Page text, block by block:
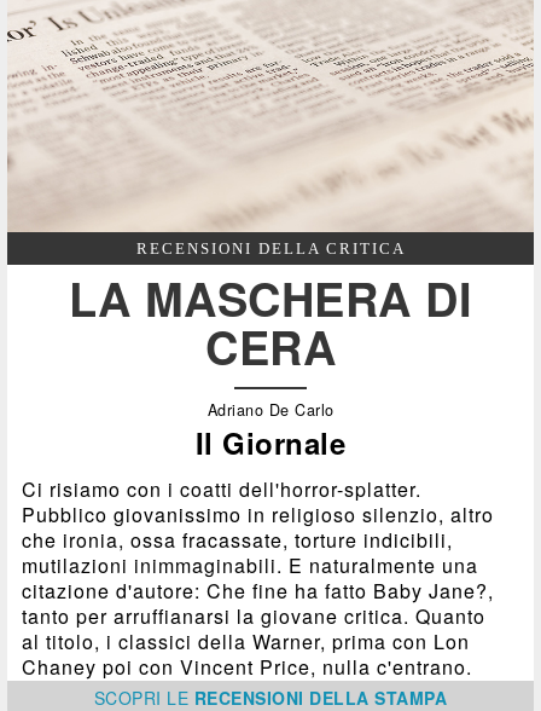
RECENSIONI DELLA CRITICA
LA MASCHERA DI
CERA
Adriano De Carlo
Il Giornale
Ci risiamo con i coatti dell'horror-splatter.
Pubblico giovanissimo in religioso silenzio, altro
che ironia, ossa fracassate, torture indicibili,
mutilazioni inimmaginabili. E naturalmente una
citazione d'autore: Che fine ha fatto Baby Jane?,
tanto per arruffianarsi la giovane critica. Quanto
al titolo, i classici della Warner, prima con Lon
Chaney poi con Vincent Price, nulla c'entrano.
SCOPRI LE RECENSIONI DELLA STAMPA